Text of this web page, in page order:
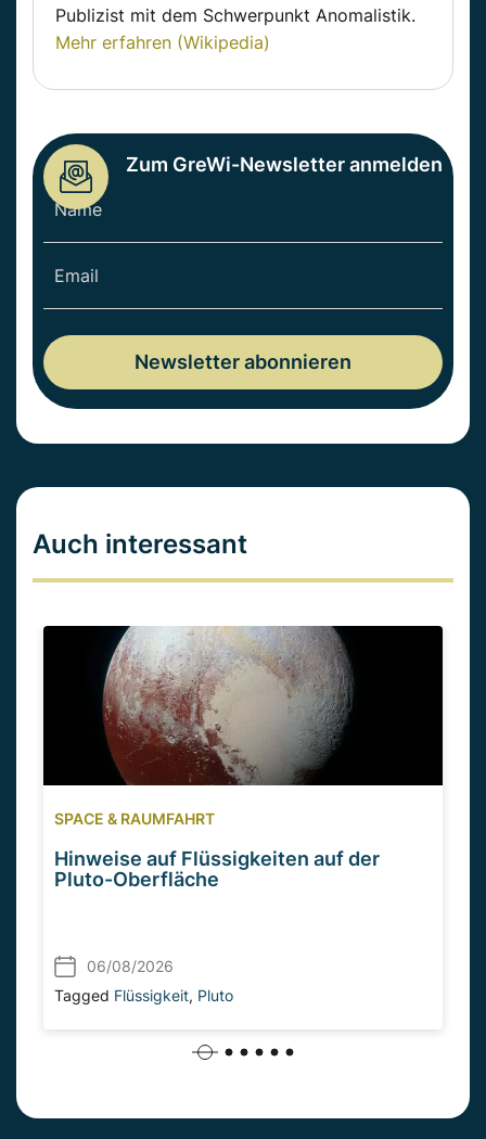
Publizist mit dem Schwerpunkt Anomalistik.
Mehr erfahren (Wikipedia)
Zum GreWi-Newsletter anmelden
Auch interessant
SPACE & RAUMFAHRT
Hinweise auf Flüssigkeiten auf der
Pluto-Oberfläche
06/08/2026
Tagged Flüssigkeit, Pluto